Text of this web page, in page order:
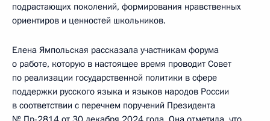
подрастающих поколений, формирования нравственных
ориентиров и ценностей школьников.
Елена Ямпольская рассказала участникам форума
о работе, которую в настоящее время проводит Совет
по реализации государственной политики в сфере
поддержки русского языка и языков народов России
в соответствии с перечнем поручений Президента